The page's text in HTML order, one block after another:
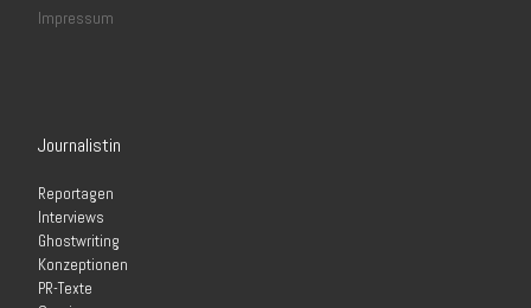
Impressum
Journalistin
Reportagen
Interviews
Ghostwriting
Konzeptionen
PR-Texte